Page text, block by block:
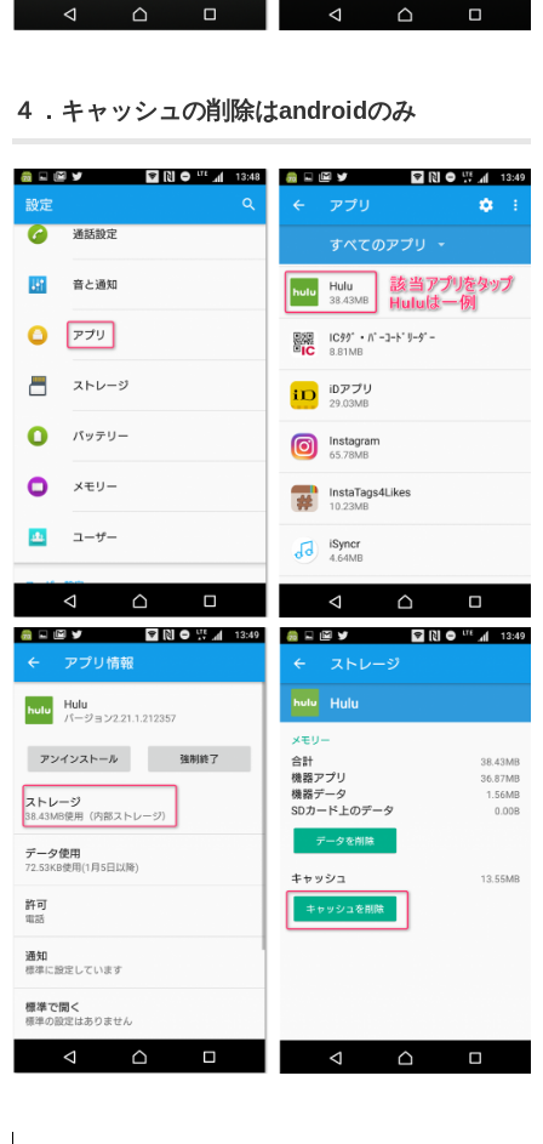
４．キャッシュの削除はandroidのみ